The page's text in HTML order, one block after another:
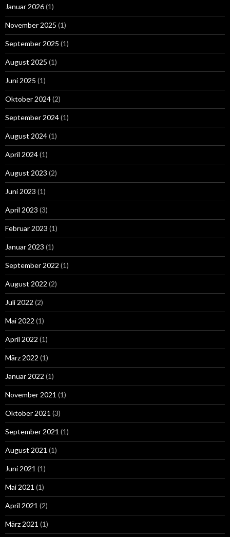
Januar 2026(1)
November 2025 (1)
September 2025 (1)
August 2025 (1)
Juni 2025 (1)
Oktober 2024(2)
September 2024(1)
August 2024(1)
April 2024(1)
August 2023 (2)
Juni 2023 (1)
April 2023 (3)
Februar 2023 (1)
Januar 2023 (1)
September 2022 (1)
August 2022 (2)
Juli 2022 (2)
Mai 2022 (1)
April 2022 (1)
März 2022 (1)
Januar 2022 (1)
November 2021 (1)
Oktober 2021 (3)
September 2021 (1)
August 2021 (1)
Juni 2021 (1)
Mai 2021 (1)
April 2021 (2)
März 2021 (1)